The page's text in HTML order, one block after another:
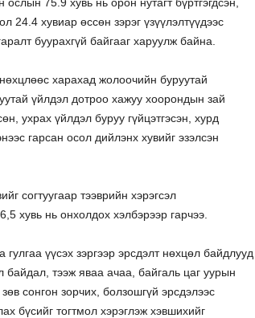
24.4 хувиар өссөн зэрэг үзүүлэлтүүдээс
буурахгүй байгааг харуулж байна.
харахад жолоочийн буруутай
үйлдэл дотроо хажуу хоорондын зай
ухрах үйлдэл буруу гүйцэтгэсэн, хурд
гарсан осол дийлэнх хувийг эзэлсэн
согтуугаар тээврийн хэрэгсэл
хувь нь онхолдох хэлбэрээр гарчээ.
үүсэх зэргээр эрсдэлт нөхцөл байдлууд
тээж яваа ачаа, байгаль цаг уурын
сонгон зорчих, болзошгүй эрсдэлээс
бүсийг тогтмол хэрэглэж хэвшихийг